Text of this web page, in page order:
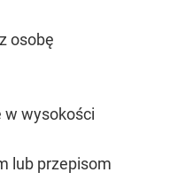
osobę
w wysokości
lub przepisom